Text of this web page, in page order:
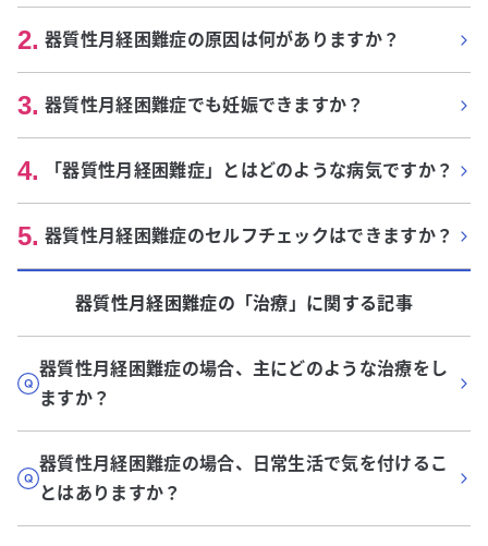
2. 器質性月経困難症の原因は何がありますか？
3. 器質性月経困難症でも妊娠できますか？
4. 「器質性月経困難症」とはどのような病気ですか？
5. 器質性月経困難症のセルフチェックはできますか？
器質性月経困難症の「治療 」に関する記事
器質性月経困難症の場合、主にどのような治療をし
ますか？
器質性月経困難症の場合、日常生活で気を付けるこ
とはありますか？